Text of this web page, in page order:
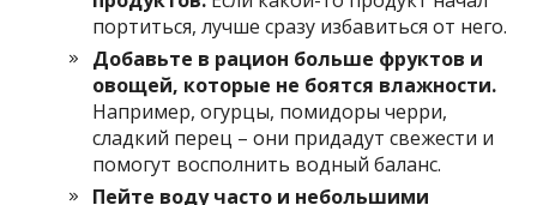
портиться, лучше сразу избавиться от него.
Добавьте в рацион больше фруктов и
овощей, которые не боятся влажности.
Например, огурцы, помидоры черри,
сладкий перец – они придадут свежести и
помогут восполнить водный баланс.
Пейте воду часто и небольшими